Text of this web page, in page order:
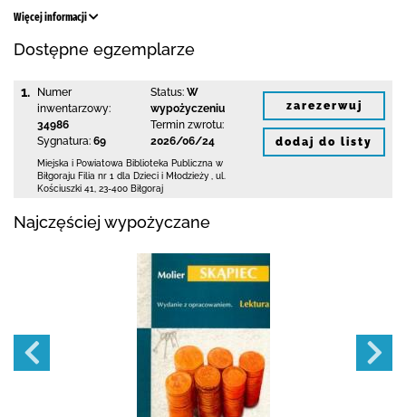
Więcej informacji
Dostępne egzemplarze
1.
Numer
inwentarzowy:
34986
Sygnatura: 69
Status: W
wypożyczeniu
Termin zwrotu:
2026/06/24
Miejska i Powiatowa Biblioteka Publiczna w
Biłgoraju Filia nr 1 dla Dzieci i Młodzieży
ul.
Kościuszki 41
23-400 Biłgoraj
zarezerwuj
dodaj do listy
Najczęściej wypożyczane